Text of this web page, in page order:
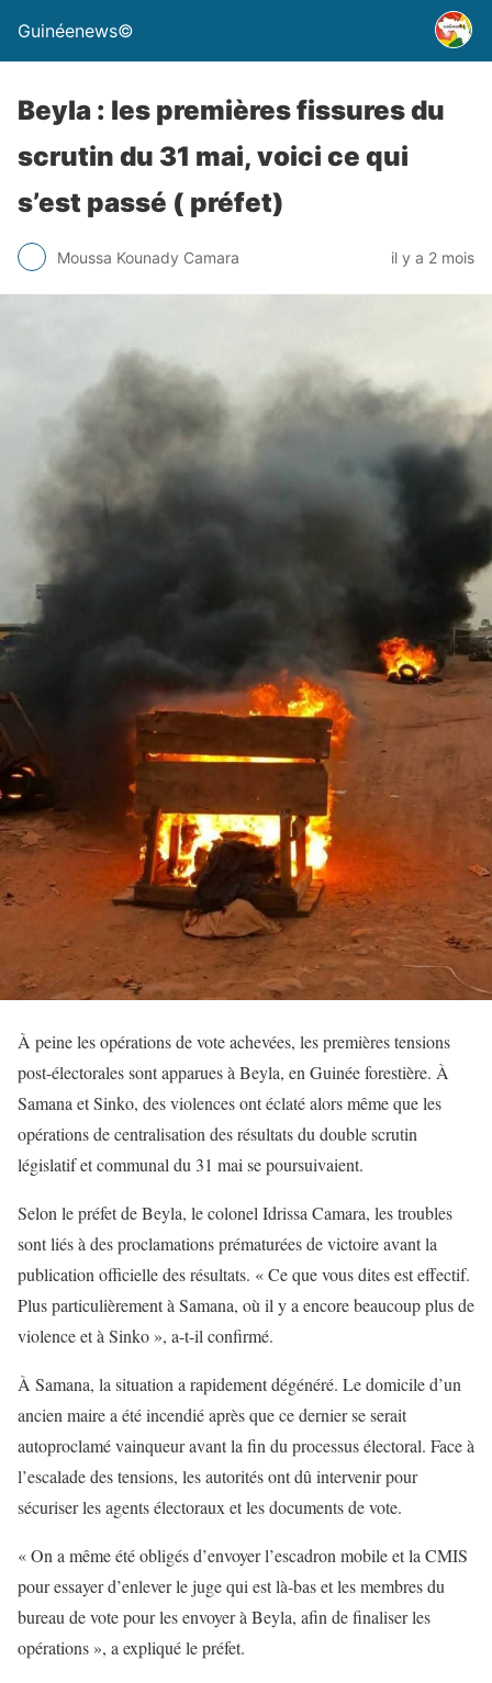
Guinéenews©
Beyla : les premières fissures du
scrutin du 31 mai, voici ce qui
s’est passé ( préfet)
Moussa Kounady Camara il y a 2 mois
À peine les opérations de vote achevées, les premières tensions
post-électorales sont apparues à Beyla, en Guinée forestière. À
Samana et Sinko, des violences ont éclaté alors même que les
opérations de centralisation des résultats du double scrutin
législatif et communal du 31 mai se poursuivaient.
Selon le préfet de Beyla, le colonel Idrissa Camara, les troubles
sont liés à des proclamations prématurées de victoire avant la
publication officielle des résultats. « Ce que vous dites est effectif.
Plus particulièrement à Samana, où il y a encore beaucoup plus de
violence et à Sinko », a-t-il confirmé.
À Samana, la situation a rapidement dégénéré. Le domicile d’un
ancien maire a été incendié après que ce dernier se serait
autoproclamé vainqueur avant la fin du processus électoral. Face à
l’escalade des tensions, les autorités ont dû intervenir pour
sécuriser les agents électoraux et les documents de vote.
« On a même été obligés d’envoyer l’escadron mobile et la CMIS
pour essayer d’enlever le juge qui est là-bas et les membres du
bureau de vote pour les envoyer à Beyla, afin de finaliser les
opérations », a expliqué le préfet.